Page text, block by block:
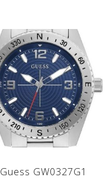
Guess GW0327G1